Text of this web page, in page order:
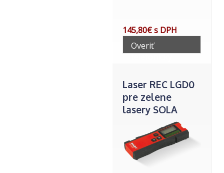
145,80€ s DPH
Overiť
telefonicky
Laser REC LGD0
pre zelene
lasery SOLA